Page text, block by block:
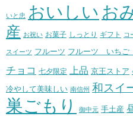
いと忠 おいしい お
産 お祝い お菓子 しっとり ギフト コ
スイーツ フルーツ フルーツ いち
チョコ 七夕限定 上品 京王ストア
冷やして美味しい 南信州 和スイ
巣ごもり 御中元 手土産